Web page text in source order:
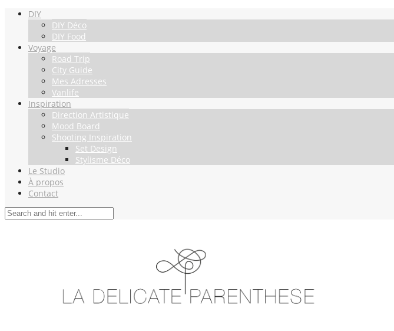
DIY
DIY Déco
DIY Food
Voyage
Road Trip
City Guide
Mes Adresses
Vanlife
Inspiration
Direction Artistique
Mood Board
Shooting Inspiration
Set Design
Stylisme Déco
Le Studio
À propos
Contact